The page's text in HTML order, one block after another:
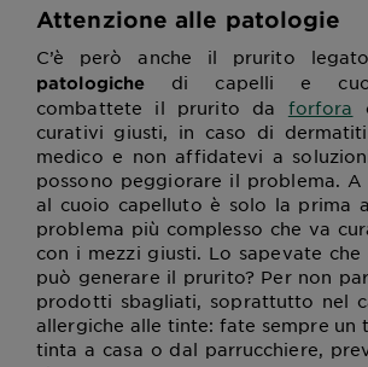
Attenzione alle patologie
C’è però anche il prurito
patologiche di capelli e
combattete il prurito da forfora
curativi giusti, in caso di
medico e non affidatevi a
possono peggiorare il problema.
al cuoio capelluto è solo la prima
problema più complesso che va
con i mezzi giusti. Lo sapevate che
può generare il prurito? Per non
prodotti sbagliati, soprattutto nel
allergiche alle tinte: fate sempre un
tinta a casa o dal parrucchiere,